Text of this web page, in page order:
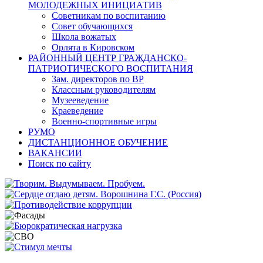
МОЛОДЕЖНЫХ ИНИЦИАТИВ
Советникам по воспитанию
Совет обучающихся
Школа вожатых
Орлята в Кировском
РАЙОННЫЙ ЦЕНТР ГРАЖДАНСКО-
ПАТРИОТИЧЕСКОГО ВОСПИТАНИЯ
Зам. директоров по ВР
Классным руководителям
Музееведение
Краеведение
Военно-спортивные игры
РУМО
ДИСТАНЦИОННОЕ ОБУЧЕНИЕ
ВАКАНСИИ
Поиск по сайту